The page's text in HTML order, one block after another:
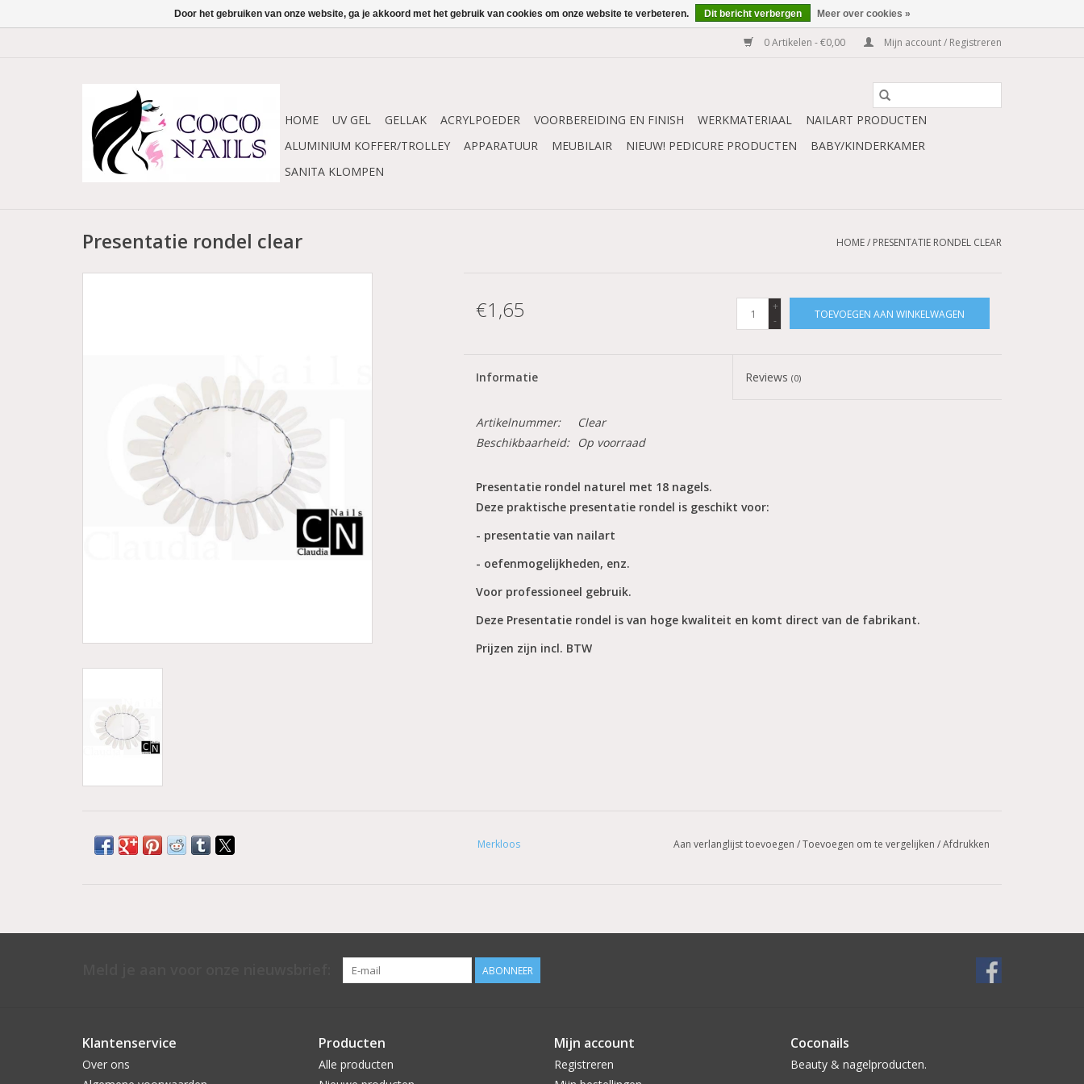
0 Artikelen - €0,00 Mijn account / Registreren
HOME UV GEL GELLAK ACRYLPOEDER VOORBEREIDING EN FINISH WERKMATERIAAL
NAILART PRODUCTEN
ALUMINIUM KOFFER/TROLLEY
APPARATUUR MEUBILAIR NIEUW! PEDICURE PRODUCTEN
BABY/KINDERKAMER
SANITA KLOMPEN
Presentatie rondel clear HOME/ PRESENTATIE RONDEL CLEAR
€1,65
+
-
TOEVOEGEN AAN WINKELWAGEN
Informatie Reviews(0)
Artikelnummer:
Clear
Beschikbaarheid:
Op voorraad
Presentatie rondel naturel met 18 nagels.
Deze praktische presentatie rondel is geschikt voor:
- presentatie van nailart
- oefenmogelijkheden, enz.
Voor professioneel gebruik.
Deze Presentatie rondel is van hoge kwaliteit en komt direct van de fabrikant.
Prijzen zijn incl. BTW
Merkloos Aan verlanglijst toevoegen /Toevoegen om te vergelijken /Afdrukken
ABONNEER
Klantenservice
Over ons
Producten
Alle producten
Mijn account
Registreren
Coconails
Beauty & nagelproducten.
Door het gebruiken van onze website, ga je akkoord met het gebruik van cookies om onze website te verbeteren. Dit bericht verbergen Meer over cookies »